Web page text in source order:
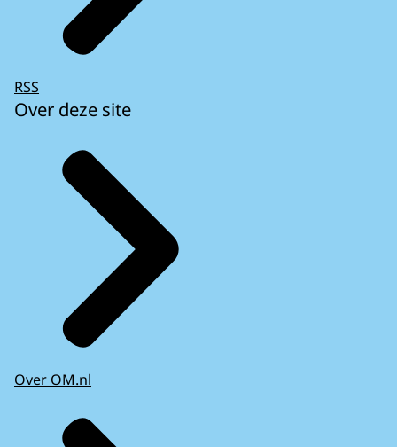
RSS
Over deze site
Over OM.nl